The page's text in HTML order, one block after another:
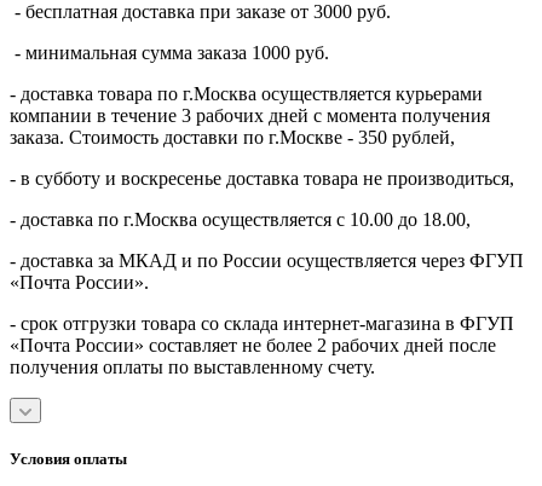
- бесплатная доставка при заказе от 3000 руб.
- минимальная сумма заказа 1000 руб.
- доставка товара по г.Москва осуществляется курьерами
компании в течение 3 рабочих дней с момента получения
заказа. Стоимость доставки по г.Москве - 350 рублей,
- в субботу и воскресенье доставка товара не производиться,
- доставка по г.Москва осуществляется с 10.00 до 18.00,
- доставка за МКАД и по России осуществляется через ФГУП
«Почта России».
- срок отгрузки товара со склада интернет-магазина в ФГУП
«Почта России» составляет не более 2 рабочих дней после
получения оплаты по выставленному счету.
Условия оплаты